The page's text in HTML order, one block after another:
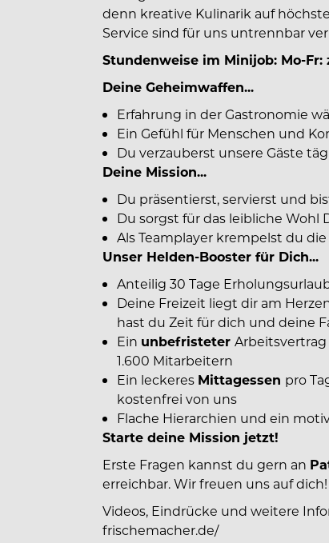
denn kreative Kulinarik auf
Service sind für uns untrennbar
Stundenweise im Minijob: Mo-Fr:
Deine Geheimwaffen...
Erfahrung in der Gastronomie
Ein Gefühl für Menschen und
Du verzauberst unsere Gäste
Deine Mission...
Du präsentierst, servierst und
Du sorgst für das leibliche Wohl
Als Teamplayer krempelst du
Unser Helden-Booster für Dich...
Anteilig 30 Tage
Deine Freizeit liegt dir am
hast du Zeit für dich und deine
Ein unbefristeter
1.600 Mitarbeitern
Ein leckeres Mittagessen pro
kostenfrei von uns
Flache Hierarchien und ein
Starte deine Mission jetzt!
Erste Fragen kannst du gern an
erreichbar. Wir freuen uns auf dich!
Videos, Eindrücke und weitere
frischemacher.de/